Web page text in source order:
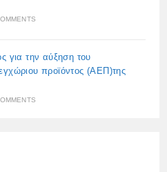
για την αύξηση του
προϊόντος (ΑΕΠ)της